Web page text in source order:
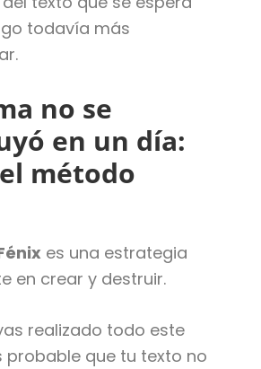
todavía más
no se
en un día:
método
es una estrategia
en crear y destruir.
realizado todo este
probable que tu texto no